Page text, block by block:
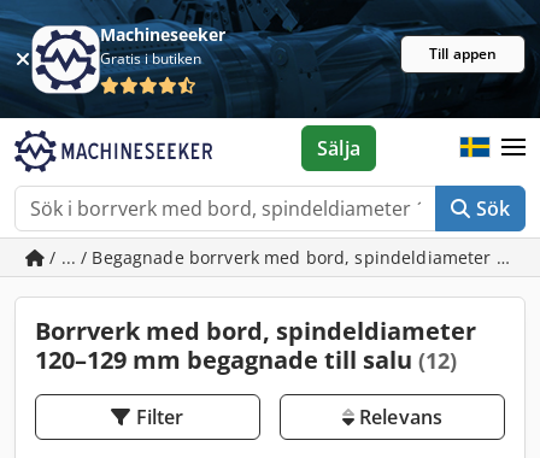
Machineseeker
Gratis i butiken Till appen
Sök
Sälja
/ ... / Begagnade borrverk med bord, spindeldiameter
Borrverk med bord, spindeldiameter
120–129 mm begagnade till salu (12)
Filter Relevans